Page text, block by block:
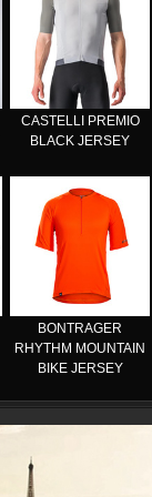
CASTELLI PREMIO
BLACK JERSEY
BONTRAGER
RHYTHM MOUNTAIN
BIKE JERSEY